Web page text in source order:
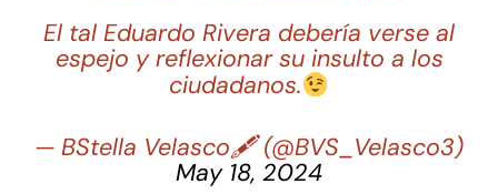
El tal Eduardo Rivera debería verse al
espejo y reflexionar su insulto a los
ciudadanos.
— BStella Velasco🖋 (@BVS_Velasco3)
May 18, 2024